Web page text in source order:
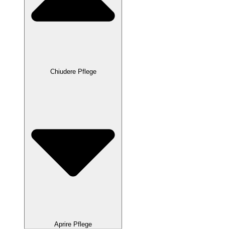
Chiudere Pflege
Aprire Pflege